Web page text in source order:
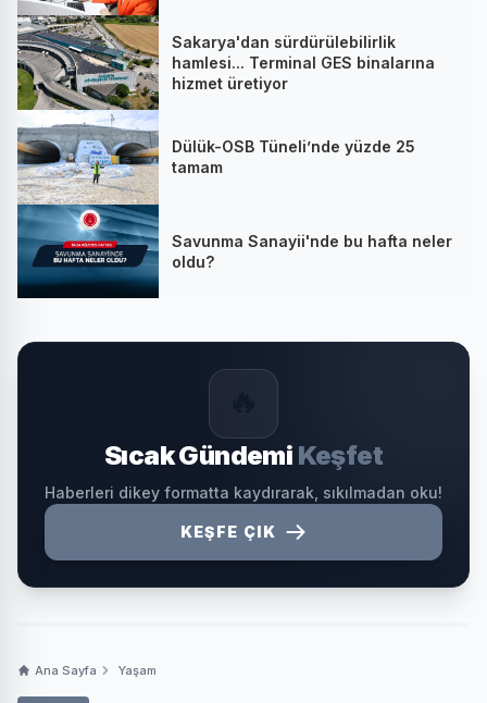
Sakarya'dan sürdürülebilirlik
hamlesi... Terminal GES binalarına
hizmet üretiyor
Dülük-OSB Tüneli’nde yüzde 25
tamam
Savunma Sanayii'nde bu hafta neler
oldu?
Sıcak Gündemi Keşfet
Haberleri dikey formatta kaydırarak, sıkılmadan oku!
KEŞFE ÇIK
Ana Sayfa Yaşam